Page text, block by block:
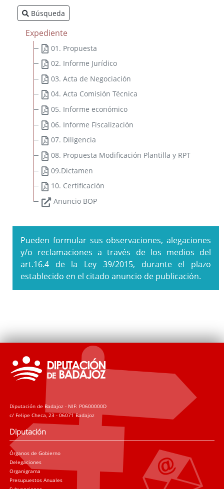
Badajoz 2020-2023
Plan Integral de Movilidad Sostenible Badajoz ADS 2018:
PLAN MOVEM (Plan de Movilidad de Vehículos Eléctricos en
Municipios)
Plan Director del Hospital Provincial de San Sebastián
Ordenanza reguladora de Patrocinios de la Diputación de
Ordenanza general de subvenciones y transferencias de la
Diputación de Badajoz
Búsqueda
Expediente
01. Propuesta
02. Informe Jurídico
03. Acta de Negociación
04. Acta Comisión Técnica
05. Informe económico
06. Informe Fiscalización
07. Diligencia
08. Propuesta Modificación Plantilla y RPT
09.Dictamen
10. Certificación
Anuncio BOP
Pueden formular sus observaciones, alegaciones
y/o reclamaciones a través de los medios del
art.16.4 de la Ley 39/2015, durante el plazo
establecido en el citado anuncio de publicación.
Diputación de Badajoz - NIF: P0600000D
c/ Felipe Checa, 23 - 06071 Badajoz
Diputación
Órganos de Gobierno
Delegaciones
Organigrama
Presupuestos Anuales